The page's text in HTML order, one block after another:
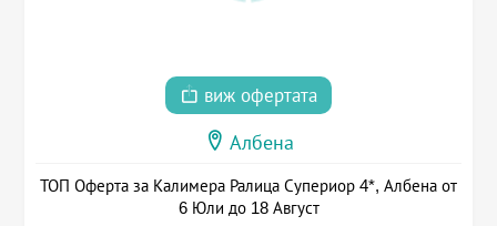
виж офертата
Албена
ТОП Оферта за Калимера Ралица Супериор 4*, Албена от
6 Юли до 18 Август